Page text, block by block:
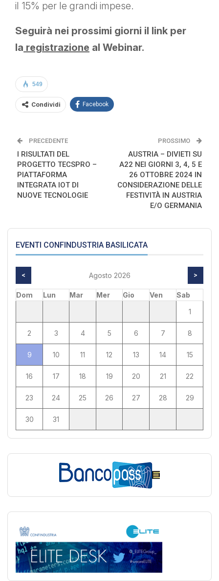
il 15% per le grandi impese.
Seguirà nei prossimi giorni il link per
la registrazione al Webinar.
549
Condividi Facebook
PRECEDENTE
I RISULTATI DEL
PROGETTO TECSPRO –
PIATTAFORMA
INTEGRATA IOT DI
NUOVE TECNOLOGIE
PROSSIMO
AUSTRIA – DIVIETI SU
A22 NEI GIORNI 3, 4, 5 E
26 OTTOBRE 2024 IN
CONSIDERAZIONE DELLE
FESTIVITÀ IN AUSTRIA
E/O GERMANIA
EVENTI CONFINDUSTRIA BASILICATA
< Agosto 2026 >
Dom Lun Mar Mer Gio Ven
Sab
1
2 3 4 5 6 7 8
9 10 11 12 13 14 15
16 17 18 19 20 21 22
23 24 25 26 27 28 29
30 31